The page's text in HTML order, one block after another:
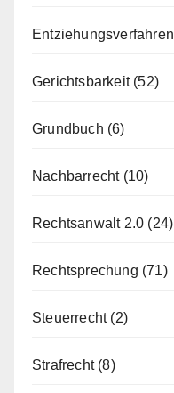
Entziehungsverfahren
Gerichtsbarkeit(52)
Grundbuch (6)
Nachbarrecht(10)
Rechtsanwalt 2.0 (24)
Rechtsprechung (71)
Steuerrecht(2)
Strafrecht(8)